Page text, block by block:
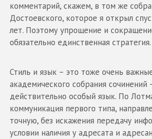
комментарий, скажем, в том же
Достоевского, которое я открыл
лет. Поэтому упрощение и
обязательно единственная стратегия.
Стиль и язык – это тоже очень
академического собрания сочинений
действительно особый язык. По
коммуникация первого типа,
точную, без искажения передачу
условии наличия у адресата и